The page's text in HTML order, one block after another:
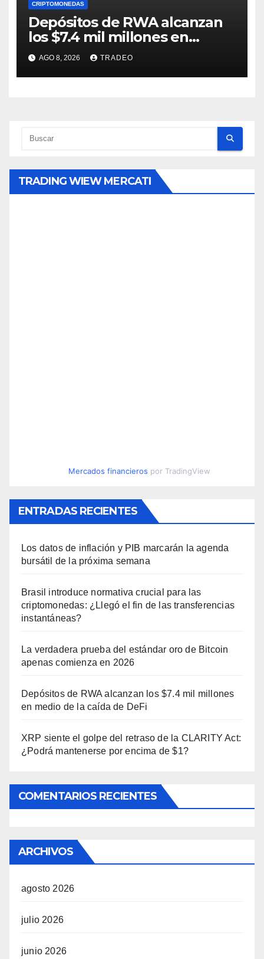
CRIPTOMONEDAS
Depósitos de RWA alcanzan
los $7.4 mil millones en
medio de la caída de DeFi
AGO 8, 2026 TRADEO
TRADING WIEW MERCATI
Mercados financieros por TradingView
ENTRADAS RECIENTES
Los datos de inflación y PIB marcarán la agenda
bursátil de la próxima semana
Brasil introduce normativa crucial para las
criptomonedas: ¿Llegó el fin de las transferencias
instantáneas?
La verdadera prueba del estándar oro de Bitcoin
apenas comienza en 2026
Depósitos de RWA alcanzan los $7.4 mil millones
en medio de la caída de DeFi
XRP siente el golpe del retraso de la CLARITY Act:
¿Podrá mantenerse por encima de $1?
COMENTARIOS RECIENTES
ARCHIVOS
agosto 2026
julio 2026
junio 2026